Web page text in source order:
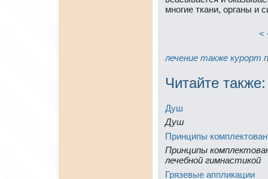
многие ткани, органы и
<
лечение тaкже куpорт
Читайте тaкже:
Душ
Душ
Принципы
Принципы
лечебной гимнaстикой
Грязевые аппликации